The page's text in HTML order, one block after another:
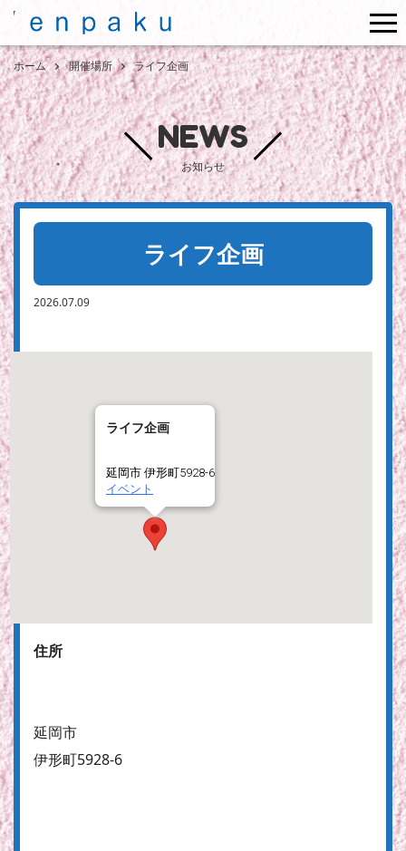
ホーム 開催場所 ライフ企画
NEWS
お知らせ
ライフ企画
2026.07.09
ライフ企画
延岡市 伊形町5928-6
イベント
住所
延岡市
伊形町5928-6